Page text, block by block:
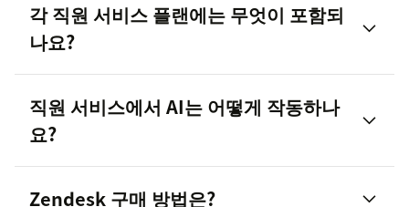
각 직원 서비스 플랜에는 무엇이 포함되
나요?
일반 요청 처리용 AI 상담사
직원 서비스에서 AI는 어떻게 작동하나
요?
Zendesk 구매 방법은?